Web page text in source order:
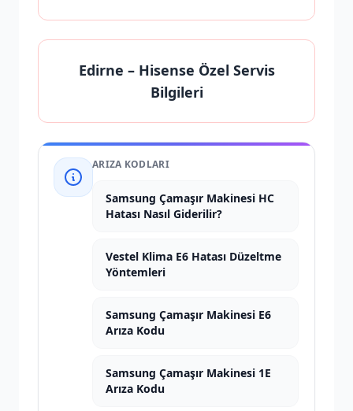
Edirne – Hisense Özel Servis
Bilgileri
ARIZA KODLARI
Samsung Çamaşır Makinesi HC
Hatası Nasıl Giderilir?
Vestel Klima E6 Hatası Düzeltme
Yöntemleri
Samsung Çamaşır Makinesi E6
Arıza Kodu
Samsung Çamaşır Makinesi 1E
Arıza Kodu